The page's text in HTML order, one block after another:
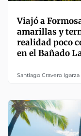
Viajó a
amarillas y
realidad poco
en el Bañado
Santiago Cravero Igarza